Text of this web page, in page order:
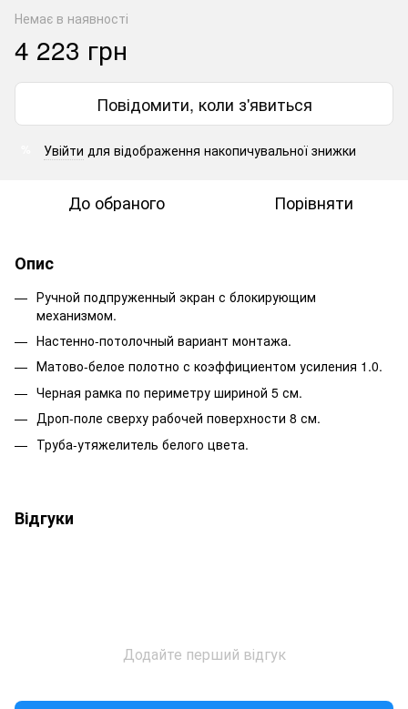
Немає в наявності
4 223 грн
Повідомити, коли з'явиться
Увійти для відображення накопичувальної знижки
До обраного Порівняти
Опис
Ручной подпруженный экран с блокирующим
механизмом.
Настенно-потолочный вариант монтажа.
Матово-белое полотно с коэффициентом усиления 1.0.
Черная рамка по периметру шириной 5 см.
Дроп-поле сверху рабочей поверхности 8 см.
Труба-утяжелитель белого цвета.
Відгуки
Додайте перший відгук